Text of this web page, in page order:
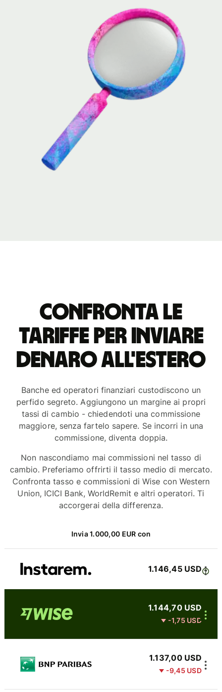
Confronta le
tariffe per inviare
denaro all'estero
Banche ed operatori finanziari custodiscono un
perfido segreto. Aggiungono un margine ai propri
tassi di cambio - chiedendoti una commissione
maggiore, senza fartelo sapere. Se incorri in una
commissione, diventa doppia.
Non nascondiamo mai commissioni nel tasso di
cambio. Preferiamo offrirti il tasso medio di mercato.
Confronta tasso e commissioni di Wise con Western
Union, ICICI Bank, WorldRemit e altri operatori. Ti
accorgerai della differenza.
Invia 1.000,00 EUR con
1.146,45 USD
1.144,70 USD
-1,75 USD
1.137,00 USD
-9,45 USD